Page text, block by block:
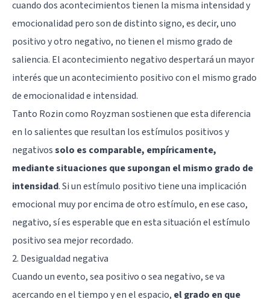
cuando dos acontecimientos tienen la misma intensidad y
emocionalidad pero son de distinto signo, es decir, uno
positivo y otro negativo, no tienen el mismo grado de
saliencia. El acontecimiento negativo despertará un mayor
interés que un acontecimiento positivo con el mismo grado
de emocionalidad e intensidad.
Tanto Rozin como Royzman sostienen que esta diferencia
en lo salientes que resultan los estímulos positivos y
negativossolo es comparable, empíricamente,
mediante situaciones que supongan el mismo grado de
intensidad. Si un estímulo positivo tiene una implicación
emocional muy por encima de otro estímulo, en ese caso,
negativo, sí es esperable que en esta situación el estímulo
positivo sea mejor recordado.
2. Desigualdad negativa
Cuando un evento, sea positivo o sea negativo, se va
acercando en el tiempo y en el espacio, el grado en que